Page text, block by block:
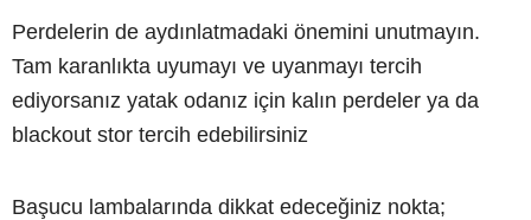
Perdelerin de aydınlatmadaki önemini unutmayın.
Tam karanlıkta uyumayı ve uyanmayı tercih
ediyorsanız yatak odanız için kalın perdeler ya da
blackout stor tercih edebilirsiniz
Başucu lambalarında dikkat edeceğiniz nokta;